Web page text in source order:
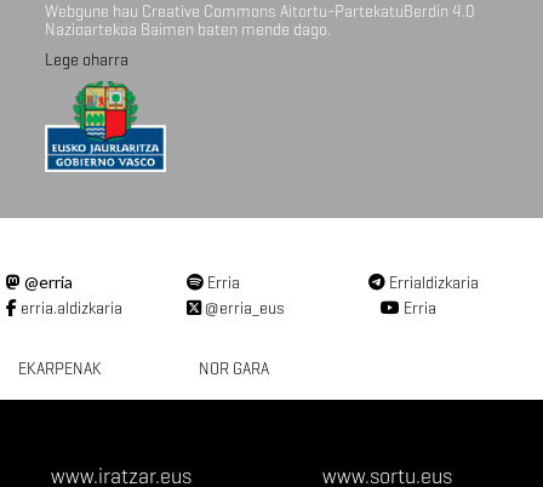
Webgune hau Creative Commons Aitortu-PartekatuBerdin 4.0
Nazioartekoa Baimen baten mende dago.
Lege oharra
@erria Erria
Errialdizkaria
erria.aldizkaria
@erria_eus Erria
EKARPENAK NOR GARA
www.iratzar.eus www.sortu.eus